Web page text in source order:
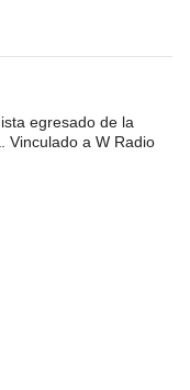
egresado de la
Vinculado a W Radio